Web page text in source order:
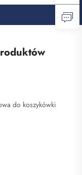
do koszykówki